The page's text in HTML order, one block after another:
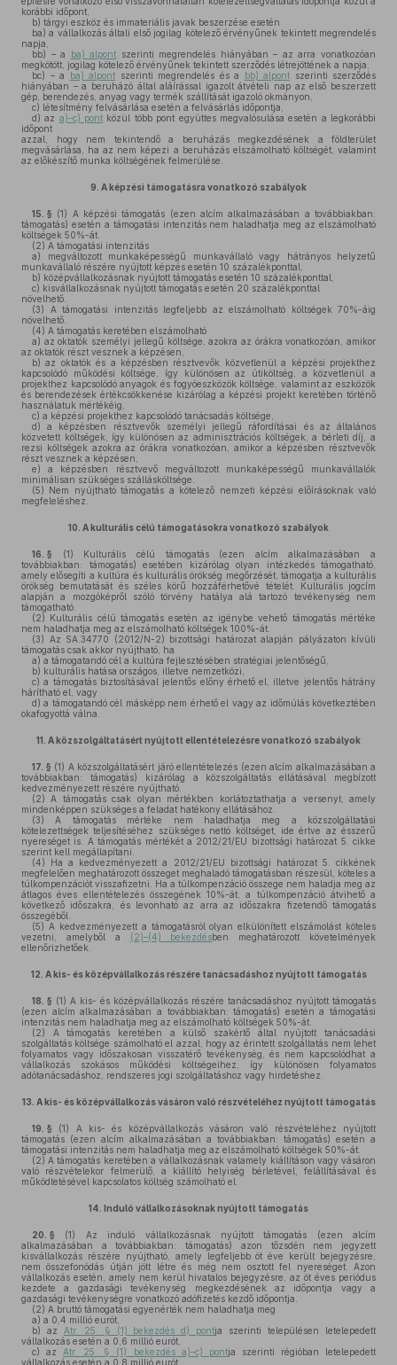
korábbi időpont,
b) tárgyi eszköz és immateriális javak beszerzése esetén
ba) a vállalkozás általi első jogilag kötelező érvényűnek tekintett megrendelés
napja,
bb) – a ba) alpont szerinti megrendelés hiányában – az arra vonatkozóan
megkötött, jogilag kötelező érvényűnek tekintett szerződés létrejöttének a napja,
bc) – a ba) alpont szerinti megrendelés és a bb) alpont szerinti szerződés
hiányában – a beruházó által aláírással igazolt átvételi nap az első beszerzett
gép, berendezés, anyag vagy termék szállítását igazoló okmányon,
c) létesítmény felvásárlása esetén a felvásárlás időpontja,
d) az a)–c) pont közül több pont együttes megvalósulása esetén a legkorábbi
időpont
azzal, hogy nem tekintendő a beruházás megkezdésének a földterület
megvásárlása, ha az nem képezi a beruházás elszámolható költségét, valamint
az előkészítő munka költségének felmerülése.
9. A képzési támogatásra vonatkozó szabályok
15. § (1) A képzési támogatás (ezen alcím alkalmazásában a továbbiakban:
támogatás) esetén a támogatási intenzitás nem haladhatja meg az elszámolható
költségek 50%-át.
(2) A támogatási intenzitás
a) megváltozott munkaképességű munkavállaló vagy hátrányos helyzetű
munkavállaló részére nyújtott képzés esetén 10 százalékponttal,
b) középvállalkozásnak nyújtott támogatás esetén 10 százalékponttal,
c) kisvállalkozásnak nyújtott támogatás esetén 20 százalékponttal
növelhető.
(3) A támogatási intenzitás legfeljebb az elszámolható költségek 70%-áig
növelhető.
(4) A támogatás keretében elszámolható
a) az oktatók személyi jellegű költsége, azokra az órákra vonatkozóan, amikor
az oktatók részt vesznek a képzésen,
b) az oktatók és a képzésben résztvevők közvetlenül a képzési projekthez
kapcsolódó működési költsége, így különösen az útiköltség, a közvetlenül a
projekthez kapcsolódó anyagok és fogyóeszközök költsége, valamint az eszközök
és berendezések értékcsökkenése kizárólag a képzési projekt keretében történő
használatuk mértékéig,
c) a képzési projekthez kapcsolódó tanácsadás költsége,
d) a képzésben résztvevők személyi jellegű ráfordításai és az általános
közvetett költségek, így különösen az adminisztrációs költségek, a bérleti díj, a
rezsi költségek azokra az órákra vonatkozóan, amikor a képzésben résztvevők
részt vesznek a képzésen,
e) a képzésben résztvevő megváltozott munkaképességű munkavállalók
minimálisan szükséges szállásköltsége.
(5) Nem nyújtható támogatás a kötelező nemzeti képzési előírásoknak való
megfeleléshez.
10. A kulturális célú támogatásokra vonatkozó szabályok
16. § (1) Kulturális célú támogatás (ezen alcím alkalmazásában a
továbbiakban: támogatás) esetében kizárólag olyan intézkedés támogatható,
amely elősegíti a kultúra és kulturális örökség megőrzését, támogatja a kulturális
örökség bemutatását és széles körű hozzáférhetővé tételét. Kulturális jogcím
alapján a mozgóképről szóló törvény hatálya alá tartozó tevékenység nem
támogatható.
(2) Kulturális célú támogatás esetén az igénybe vehető támogatás mértéke
nem haladhatja meg az elszámolható költségek 100%-át.
(3) Az SA.34770 (2012/N-2) bizottsági határozat alapján pályázaton kívüli
támogatás csak akkor nyújtható, ha
a) a támogatandó cél a kultúra fejlesztésében stratégiai jelentőségű,
b) kulturális hatása országos, illetve nemzetközi,
c) a támogatás biztosításával jelentős előny érhető el, illetve jelentős hátrány
hárítható el, vagy
d) a támogatandó cél másképp nem érhető el vagy az időmúlás következtében
okafogyottá válna.
11. A közszolgáltatásért nyújtott ellentételezésre vonatkozó szabályok
17. § (1) A közszolgáltatásért járó ellentételezés (ezen alcím alkalmazásában a
továbbiakban: támogatás) kizárólag a közszolgáltatás ellátásával megbízott
kedvezményezett részére nyújtható.
(2) A támogatás csak olyan mértékben korlátoztathatja a versenyt, amely
mindenképpen szükséges a feladat hatékony ellátásához.
(3) A támogatás mértéke nem haladhatja meg a közszolgáltatási
kötelezettségek teljesítéséhez szükséges nettó költséget, ide értve az ésszerű
nyereséget is. A támogatás mértékét a 2012/21/EU bizottsági határozat 5. cikke
szerint kell megállapítani.
(4) Ha a kedvezményezett a 2012/21/EU bizottsági határozat 5. cikkének
megfelelően meghatározott összeget meghaladó támogatásban részesül, köteles a
túlkompenzációt visszafizetni. Ha a túlkompenzáció összege nem haladja meg az
átlagos éves ellentételezés összegének 10%-át, a túlkompenzáció átvihető a
következő időszakra, és levonható az arra az időszakra fizetendő támogatás
összegéből.
(5) A kedvezményezett a támogatásról olyan elkülönített elszámolást köteles
vezetni, amelyből a
(2)–(4) bekezdésben meghatározott követelmények
ellenőrizhetőek.
12. A kis- és középvállalkozás részére tanácsadáshoz nyújtott támogatás
18. § (1) A kis- és középvállalkozás részére tanácsadáshoz nyújtott támogatás
(ezen alcím alkalmazásában a továbbiakban: támogatás) esetén a támogatási
intenzitás nem haladhatja meg az elszámolható költségek 50%-át.
(2) A támogatás keretében a külső szakértő által nyújtott tanácsadási
szolgáltatás költsége számolható el azzal, hogy az érintett szolgáltatás nem lehet
folyamatos vagy időszakosan visszatérő tevékenység, és nem kapcsolódhat a
vállalkozás szokásos működési költségeihez, így különösen folyamatos
adótanácsadáshoz, rendszeres jogi szolgáltatáshoz vagy hirdetéshez.
13. A kis- és középvállalkozás vásáron való részvételéhez nyújtott támogatás
19. § (1)
A kis- és középvállalkozás vásáron való részvételéhez nyújtott
támogatás (ezen alcím alkalmazásában a továbbiakban: támogatás) esetén a
támogatási intenzitás nem haladhatja meg az elszámolható költségek 50%-át.
(2) A támogatás keretében a vállalkozásnak valamely kiállításon vagy vásáron
való részvételekor felmerülő, a kiállító helyiség bérletével, felállításával és
működtetésével kapcsolatos költség számolható el.
14. Induló vállalkozásoknak nyújtott támogatás
20. § (1)
Az induló vállalkozásnak nyújtott támogatás (ezen alcím
alkalmazásában a továbbiakban: támogatás) azon tőzsdén nem jegyzett
kisvállalkozás részére nyújtható, amely legfeljebb öt éve került bejegyzésre,
nem összefonódás útján jött létre és még nem osztott fel nyereséget. Azon
vállalkozás esetén, amely nem kerül hivatalos bejegyzésre, az öt éves periódus
kezdete a gazdasági tevékenység megkezdésének az időpontja vagy a
gazdasági tevékenységre vonatkozó adófizetés kezdő időpontja.
(2) A bruttó támogatási egyenérték nem haladhatja meg
a) a 0,4 millió eurót,
b) az Atr. 25. § (1) bekezdés d) pontja szerinti településen letelepedett
vállalkozás esetén a 0,6 millió eurót,
c) az Atr. 25. § (1) bekezdés a)–c) pontja szerinti régióban letelepedett
vállalkozás esetén a 0,8 millió eurót.